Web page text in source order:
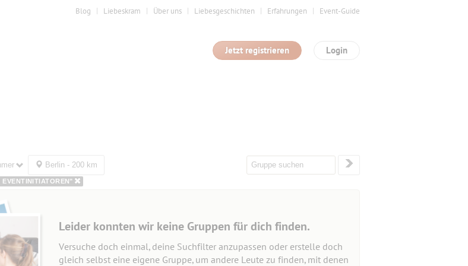
Blog Liebeskram Über uns Liebesgeschichten Erfahrungen Event-Guide
Login
Jetzt registrieren
Berlin - 200 km
EVENTINITIATOREN"
Leider konnten wir keine Gruppen für dich finden.
Versuche doch einmal, deine Suchfilter anzupassen oder erstelle doch
gleich selbst eine eigene Gruppe, um andere Leute zu finden, mit denen